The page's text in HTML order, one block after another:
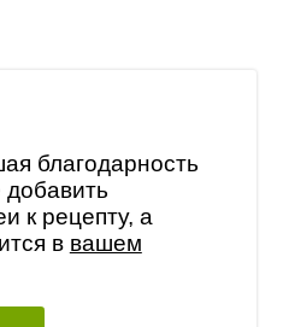
благодарность
к рецепту, а
в вашем